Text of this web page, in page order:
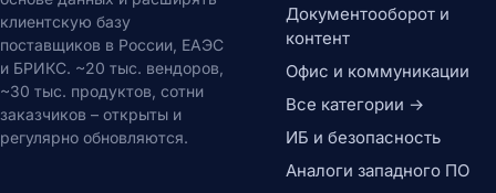
клиентскую базу
поставщиков в России, ЕАЭС
и БРИКС. ~20 тыс. вендоров,
~30 тыс. продуктов, сотни
заказчиков – открыты и
регулярно обновляются.
Документооборот и
контент
Офис и коммуникации
Все категории →
ИБ и безопасность
Аналоги западного ПО